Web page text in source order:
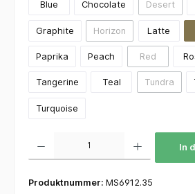
Blue Chocolate Desert
(Diese
Graphite Horizon(Diese Option ist
Latte
Paprika Peach Red(Diese
Tangerine Teal Tundra
(Diese
Turquoise
In
Produktnummer: MS6912.35